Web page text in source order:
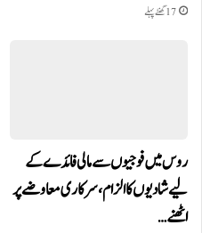
17 گھنٹے پہلے
روس میں فوجیوں سے مالی فائدے کے
لیے شادیوں کا الزام، سرکاری معاوضے پر
اٹھنے…